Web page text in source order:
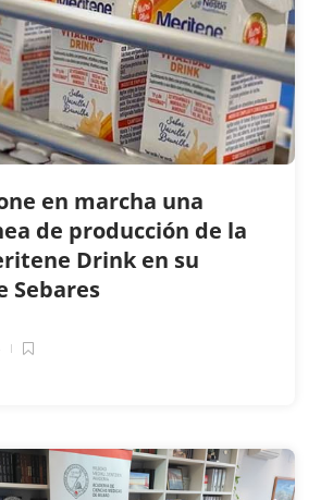
en marcha una
de producción de la
Drink en su
Sebares